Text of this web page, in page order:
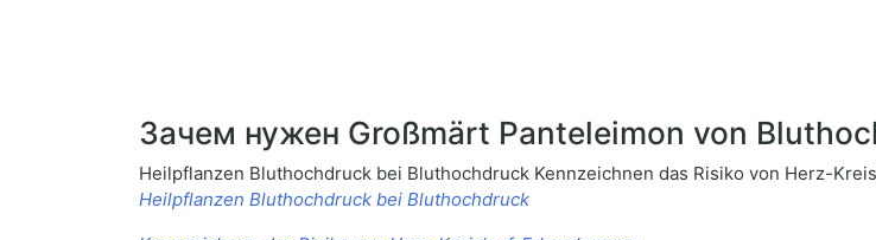
Зачем нужен Großmärt Panteleimon von
Heilpflanzen Bluthochdruck bei Bluthochdruck Kennzeichnen das Risiko von Herz-
Heilpflanzen Bluthochdruck bei Bluthochdruck